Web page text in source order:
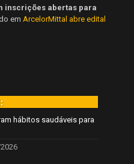
inscrições abertas para
em ArcelorMittal abre edital
hábitos saudáveis para